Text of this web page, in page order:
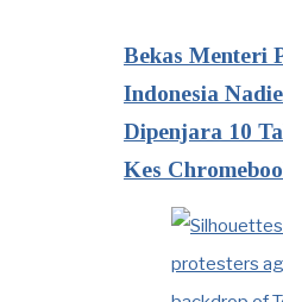
Bekas Menteri
Indonesia
Dipenjara 10
Kes